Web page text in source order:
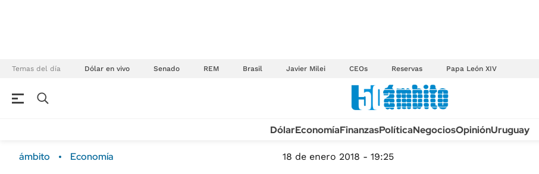
Temas del día Dólar en vivo Senado REM Brasil Javier Milei CEOs Reservas Papa León XIV
TECNOLOGÍA
MÉXICO
DólarEconomíaFinanzasPolíticaNegociosOpiniónUruguay
ámbito Economía 18 de enero 2018 - 19:25